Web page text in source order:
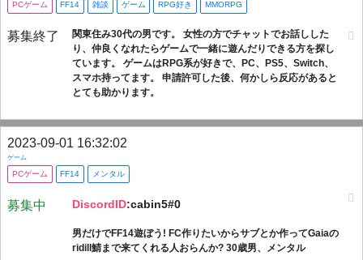
PCゲーム FF14 雑談 ゲーム RPG好き MMORPG
募集終了
関東住み30代の男です。 女性の方でチャットでお話しした
り、仲良くなれたらゲームで一緒に遊んだりできる方を探し
ています。 ゲームはRPG系が好きで、PC、PS5、Switch、
スマホ持ってます。 申請許可した後、何かしら反応があると
とても助かります。
2023-09-01 16:32:02
ゲーム
PCゲーム FF14 メンタル
募集中 DiscordID:cabin5#0
男だけでFF14遊ぼう! FC作りたいからサブとか作ってGaiaの
ridill鯖まで来てくれる人おらんか? 30歳男、メンタル